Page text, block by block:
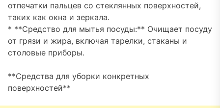
отпечатки пальцев со стеклянных поверхностей,
таких как окна и зеркала.
* **Средство для мытья посуды:** Очищает посуду
от грязи и жира, включая тарелки, стаканы и
столовые приборы.
**Средства для уборки конкретных
поверхностей**